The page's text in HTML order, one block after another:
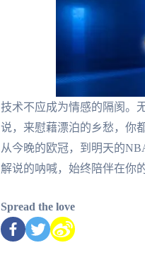
技术不应成为情感的隔阂。
说，来慰藉漂泊的乡愁，你
从今晚的欧冠，到明天的
解说的呐喊，始终陪伴在你
Spread the love